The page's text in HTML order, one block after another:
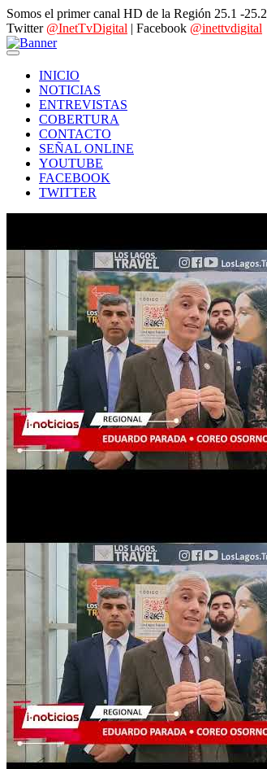
Somos el primer canal HD de la Región 25.1 -25.2
Twitter @InetTvDigital | Facebook @inettvdigital
INICIO
NOTICIAS
ENTREVISTAS
COBERTURA
CONTACTO
SEÑAL ONLINE
YOUTUBE
FACEBOOK
TWITTER